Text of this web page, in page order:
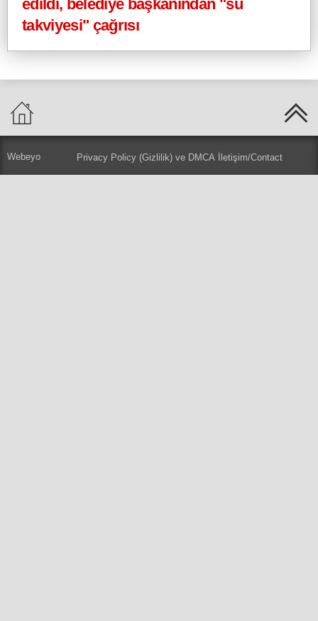
edildi, belediye başkanından "su
takviyesi" çağrısı
Webeyo Privacy Policy (Gizlilik) ve DMCA İletişim/Contact